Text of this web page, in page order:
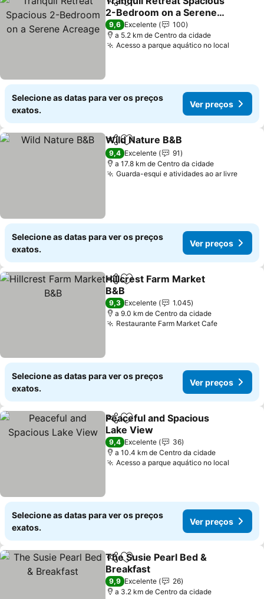
PartilharAdicionar aos favoritos
2-Bedroom on a Serene
Acreage
Ver preços
9,6 Excelente
100
a 5.2 km de Centro da cidade
Acesso a parque aquático no local
Selecione as datas para ver os preços
exatos.
Ver preços
PartilharAdicionar aos favoritos
Wild Nature B&B
9,4 Excelente
91
a 17.8 km de Centro da cidade
Guarda-esqui e atividades ao ar livreVer
Selecione as datas para ver os preços
exatos.
Ver preços
PartilharAdicionar aos favoritos
Hillcrest Farm Market
B&B
Ver preços
9,3 Excelente
1.045
a 9.0 km de Centro da cidade
Restaurante Farm Market CafeVer
Selecione as datas para ver os preços
exatos.
Ver preços
PartilharAdicionar aos favoritos
Peaceful and Spacious
Lake View
Ver preços
9,4 Excelente
36
a 10.4 km de Centro da cidade
Acesso a parque aquático no local
Selecione as datas para ver os preços
exatos.
Ver preços
PartilharAdicionar aos favoritos
The Susie Pearl Bed &
Breakfast
Ver preços
9,9 Excelente
26
a 3.2 km de Centro da cidade